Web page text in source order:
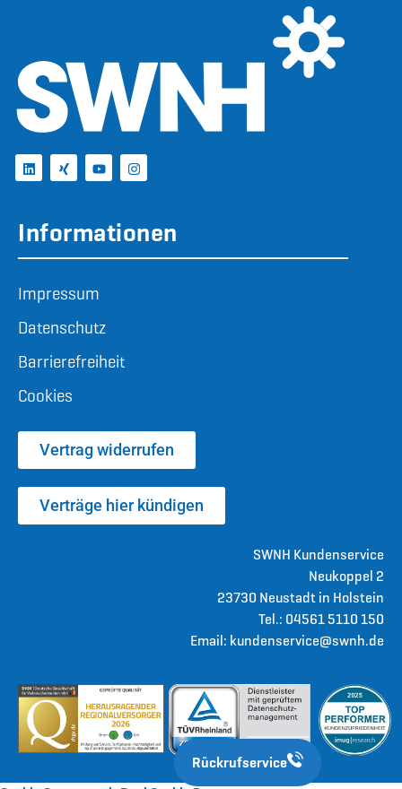
Informationen
Impressum
Datenschutz
Barrierefreiheit
Cookies
Vertrag widerrufen
Verträge hier kündigen
SWNH Kundenservice
Neukoppel 2
23730 Neustadt in Holstein
Tel.: 04561 5110 150
Email: kundenservice@swnh.de
Rückrufservice